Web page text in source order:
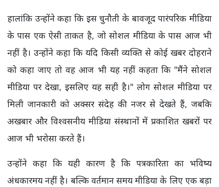
हालांकि उन्होंने कहा कि इस चुनौती के बावजूद पारंपरिक मीडिया
के पास एक ऐसी ताकत है, जो सोशल मीडिया के पास आज भी
नहीं है। उन्होंने कहा कि यदि किसी व्यक्ति से कोई खबर दोहराने
को कहा जाए तो वह आज भी यह नहीं कहता कि "मैंने सोशल
मीडिया पर देखा, इसलिए यह सही है।" लोग सोशल मीडिया पर
मिली जानकारी को अक्सर संदेह की नजर से देखते हैं, जबकि
अखबार और विश्वसनीय मीडिया संस्थानों में प्रकाशित खबरों पर
आज भी भरोसा करते हैं।
उन्होंने कहा कि यही कारण है कि पत्रकारिता का भविष्य
अंधकारमय नहीं है। बल्कि वर्तमान समय मीडिया के लिए एक बड़ा